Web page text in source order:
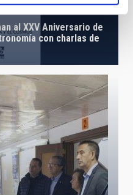
al XXV Aniversario de
con charlas de